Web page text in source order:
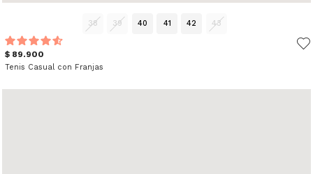
38 39 40 41 42 43
$ 89.900
Tenis Casual con Franjas